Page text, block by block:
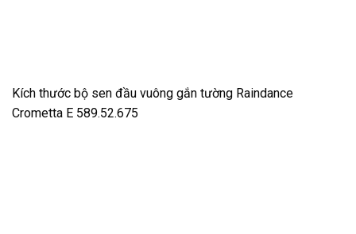
Kích thước bộ sen đầu vuông gắn tường Raindance
Crometta E 589.52.675